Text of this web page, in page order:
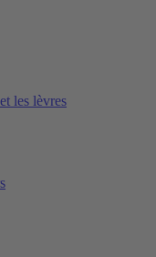
les lèvres